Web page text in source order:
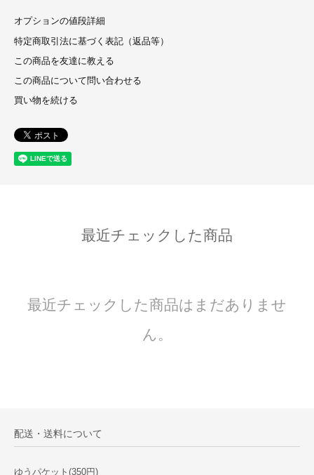
オプションの値段詳細
特定商取引法に基づく表記（返品等）
この商品を友達に教える
この商品について問い合わせる
買い物を続ける
最近チェックした商品
最近チェックした商品はまだありませ
ん。
配送・送料について
ゆうパケット(350円)